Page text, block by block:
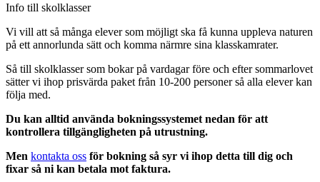
Info till skolklasser
Vi vill att så många elever som möjligt ska få kunna uppleva naturen
på ett annorlunda sätt och komma närmre sina klasskamrater.
Så till skolklasser som bokar på vardagar före och efter sommarlovet
sätter vi ihop prisvärda paket från 10-200 personer så alla elever kan
följa med.
Du kan alltid använda bokningssystemet nedan för att
kontrollera tillgängligheten på utrustning.
Men kontakta oss för bokning så syr vi ihop detta till dig och
fixar så ni kan betala mot faktura.